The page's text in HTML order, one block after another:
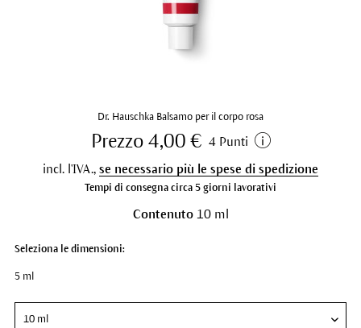
Dr. Hauschka Balsamo per il corpo rosa
Prezzo 4,00 € 4 Punti
incl. l'IVA., se necessario più le spese di spedizione
Tempi di consegna circa 5 giorni lavorativi
Contenuto10 ml
Seleziona le dimensioni:
5 ml